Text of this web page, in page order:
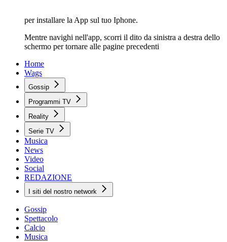
per installare la App sul tuo Iphone.
Mentre navighi nell'app, scorri il dito da sinistra a destra dello
schermo per tornare alle pagine precedenti
Home
Wags
Gossip
Programmi TV
Reality
Serie TV
Musica
News
Video
Social
REDAZIONE
I siti del nostro network
Gossip
Spettacolo
Calcio
Musica